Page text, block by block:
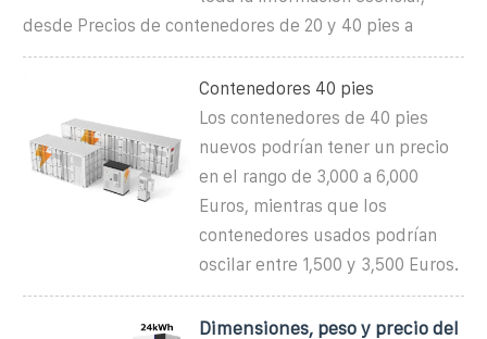
desde Precios de contenedores de 20 y 40 pies a
Contenedores 40 pies
Los contenedores de 40 pies
nuevos podrían tener un precio
en el rango de 3,000 a 6,000
Euros, mientras que los
contenedores usados podrían
oscilar entre 1,500 y 3,500 Euros.
Dimensiones, peso y precio del